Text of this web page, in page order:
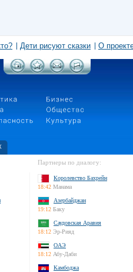
Дети рисуют сказки О
Партнеры по диалогу:
Королевство Бахрейн
18:42 Манама
Азербайджан
19:12 Баку
Саудовская Аравия
18:12 Эр-Рияд
ОАЭ
18:12 Абу-Даби
Камбоджа